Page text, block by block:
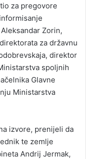
za pregovore
Zorin,
za državnu
direktor
spoljnih
Glavne
Ministarstva
izvore, prenijeli da
te zemlje
Andrij Jermak,